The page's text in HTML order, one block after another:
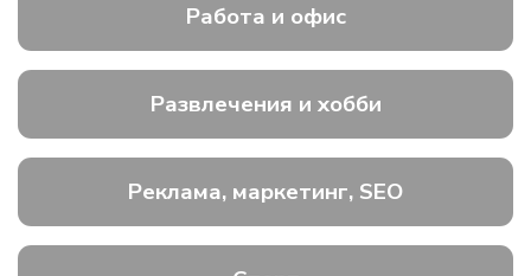
Работа и офис
Развлечения и хобби
Реклама, маркетинг, SEO